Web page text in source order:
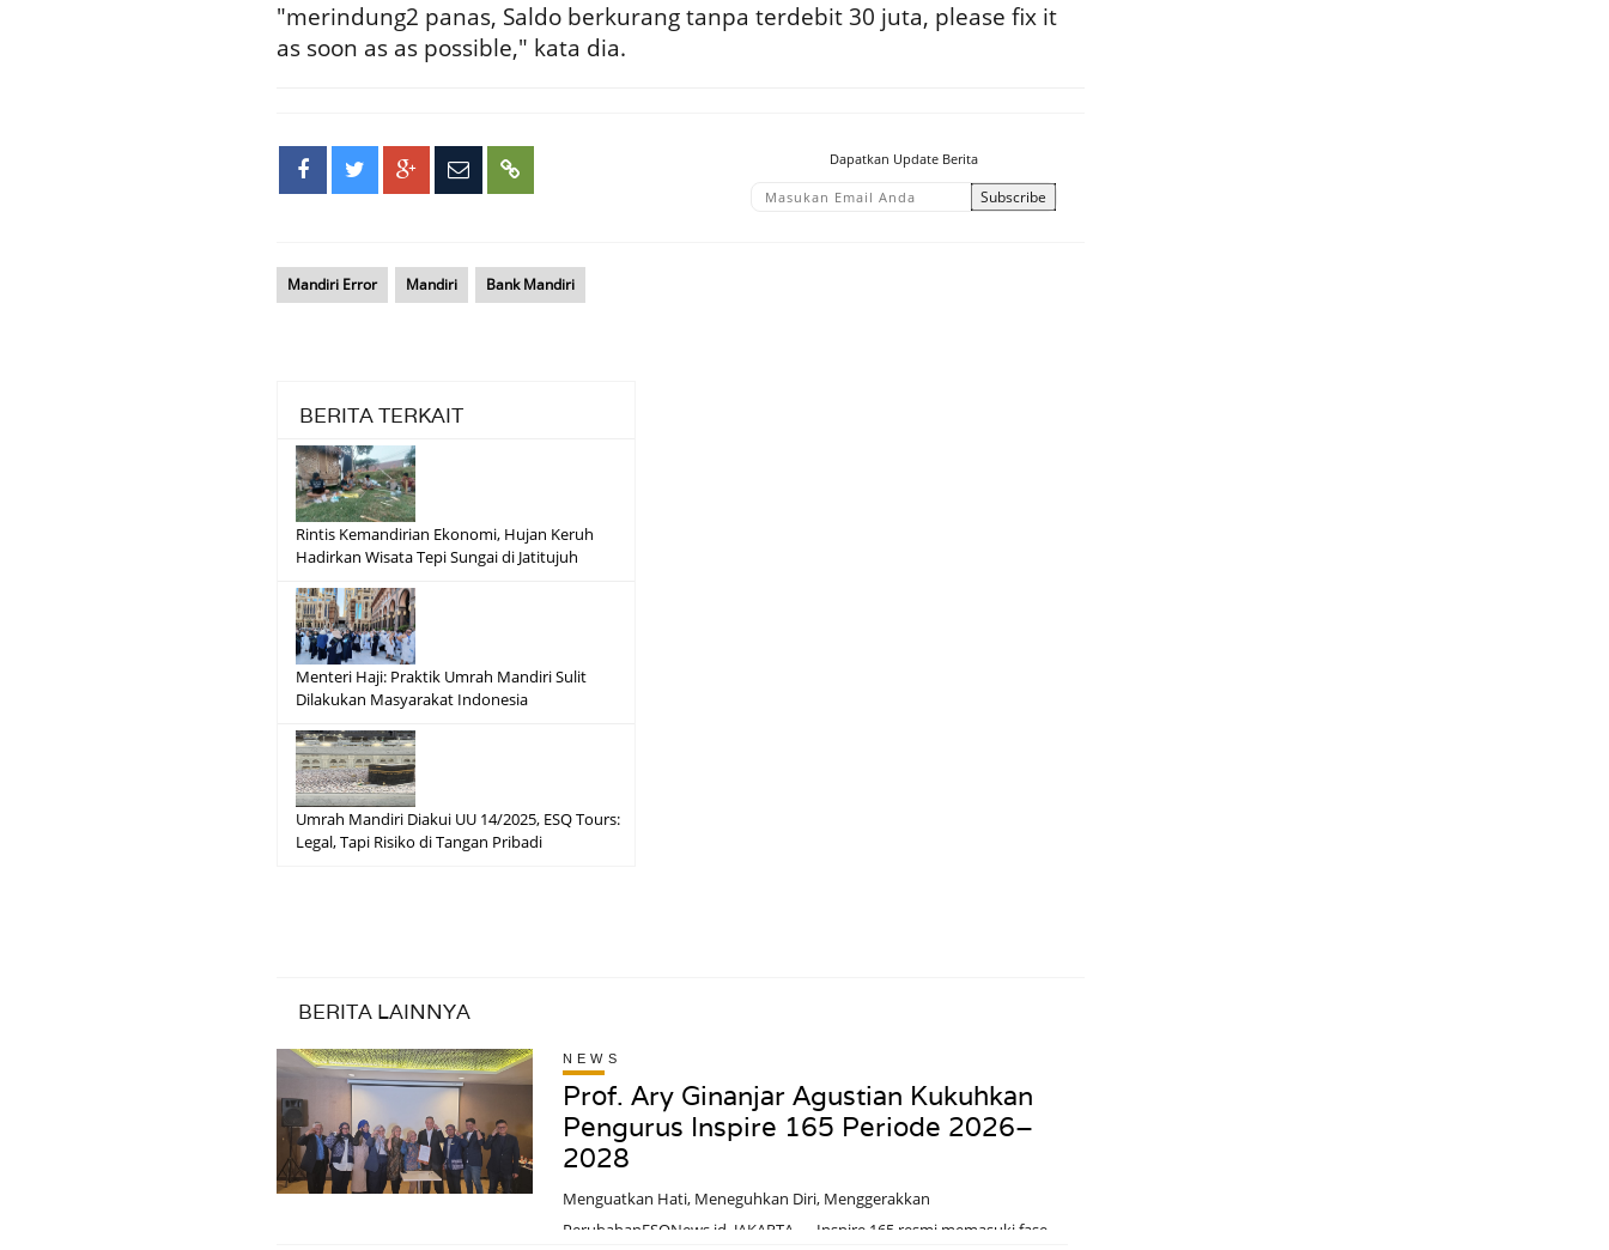
"merindung2 panas, Saldo berkurang tanpa terdebit 30 juta, please fix it
as soon as as possible," kata dia.
Dapatkan Update Berita
Mandiri Error Mandiri Bank Mandiri
BERITA TERKAIT
Rintis Kemandirian Ekonomi, Hujan Keruh
Hadirkan Wisata Tepi Sungai di Jatitujuh
Menteri Haji: Praktik Umrah Mandiri Sulit
Dilakukan Masyarakat Indonesia
Umrah Mandiri Diakui UU 14/2025, ESQ Tours:
Legal, Tapi Risiko di Tangan Pribadi
BERITA LAINNYA
NEWS
Prof. Ary Ginanjar Agustian Kukuhkan
Pengurus Inspire 165 Periode 2026–
2028
Menguatkan Hati, Meneguhkan Diri, Menggerakkan
PerubahanESQNews.id, JAKARTA — Inspire 165 resmi memasuki fase